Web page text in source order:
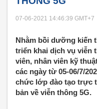
07-06-2021 14:46:39 GMT+7
Nhằm bồi dưỡng kiến
triển khai dịch vụ viễn
viên, nhân viên kỹ
các ngày từ 05-06/7/
chức lớp đào tạo trực
bản về viễn thông 5G.